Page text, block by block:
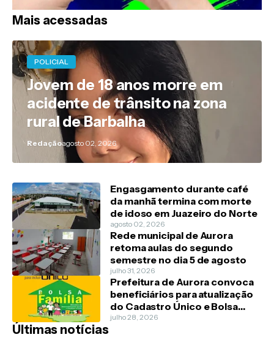
Mais acessadas
POLICIAL
Jovem de 18 anos morre em
acidente de trânsito na zona
rural de Barbalha
Redaçãoagosto 02, 2026
Engasgamento durante café
da manhã termina com morte
de idoso em Juazeiro do Norte
agosto 02, 2026
Rede municipal de Aurora
retoma aulas do segundo
semestre no dia 5 de agosto
julho 31, 2026
Prefeitura de Aurora convoca
beneficiários para atualização
do Cadastro Único e Bolsa
Família
julho 28, 2026
Últimas notícias